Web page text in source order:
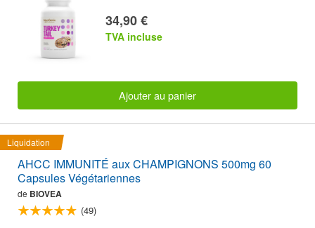
34,90 €
TVA incluse
Ajouter au panier
Liquidation
AHCC IMMUNITÉ aux CHAMPIGNONS 500mg 60
Capsules Végétariennes
de BIOVEA
(49)